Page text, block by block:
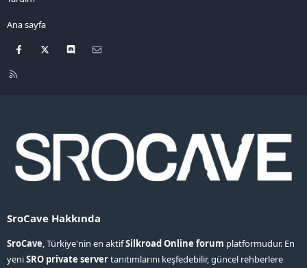
Ana sayfa
Facebook Discord
R
SroCave Hakkında
SroCave, Türkiye'nin en aktifSilkroad Online forum platformudur. En
yeniSRO private servertanıtımlarını keşfedebilir, güncel rehberlere